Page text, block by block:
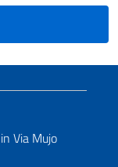
Via Mujo